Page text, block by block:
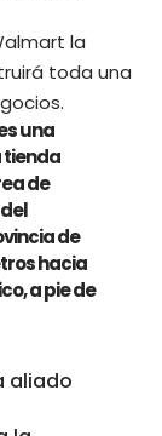
la
toda una
una
tienda
de
de
hacia
a pie de
aliado